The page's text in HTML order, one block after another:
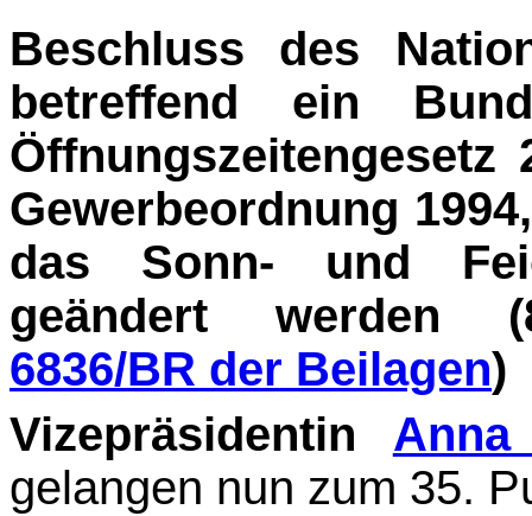
Beschluss des
betreffend ein
Gewerbeordnung
das Sonn- und
geändert werden
6836/BR der Beilagen)
Vizepräsidentin
gelangen nun zum 35.